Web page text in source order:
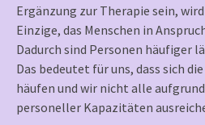
Ergänzung zur Therapie sein,
Einzige, das Menschen in
Dadurch sind Personen häufiger
Das bedeutet für uns, dass sich
häufen und wir nicht alle
personeller Kapazitäten